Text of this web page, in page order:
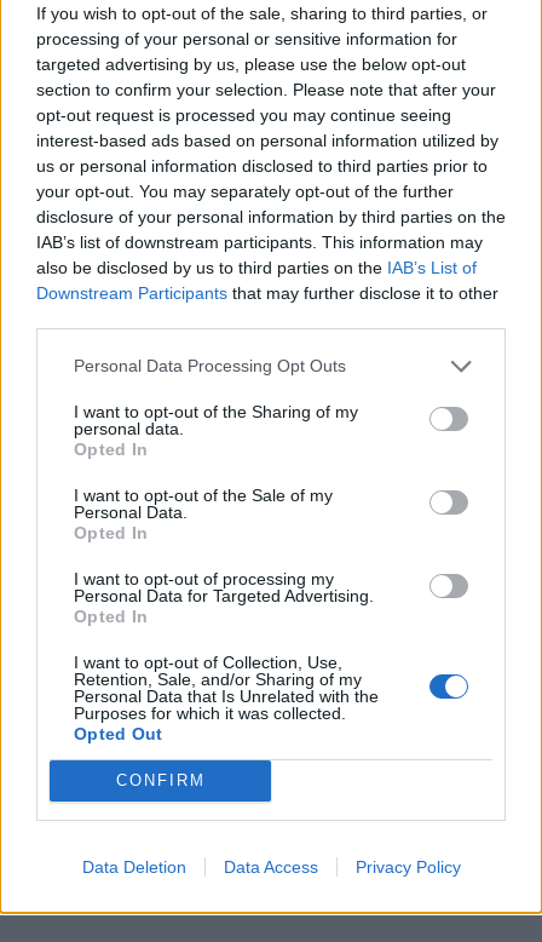
If you wish to opt-out of the sale, sharing to third parties, or
processing of your personal or sensitive information for
targeted advertising by us, please use the below opt-out
section to confirm your selection. Please note that after your
opt-out request is processed you may continue seeing
interest-based ads based on personal information utilized by
us or personal information disclosed to third parties prior to
your opt-out. You may separately opt-out of the further
disclosure of your personal information by third parties on the
IAB’s list of downstream participants. This information may
also be disclosed by us to third parties on the IAB’s List of
Downstream Participants that may further disclose it to other
Personal Data Processing Opt Outs
I want to opt-out of the Sharing of my
personal data.
Opted In
I want to opt-out of the Sale of my
Personal Data.
Opted In
I want to opt-out of processing my
Personal Data for Targeted Advertising.
Opted In
I want to opt-out of Collection, Use,
Retention, Sale, and/or Sharing of my
Personal Data that Is Unrelated with the
Purposes for which it was collected.
Opted Out
CONFIRM
Data Deletion Data Access Privacy Policy
Ηράκλειο: Στα 400 μέτρα η βλάβη στη γεώτρηση των
Βασιλειών - «Αναγκαία μια τρίτη γεώτρηση»
14:56
Συνάντηση Αρναουτάκη με την Πρόεδρο της Παγκρητικής
Ομοσπονδίας Ευρώπης
14:45
Αυγενάκης: Ζητά επανεξέταση του Ειδικού Χωροταξικού
για τη Βιομηχανία και την Εφοδιαστική Αλυσίδα, με
μέριμνα για την Κρήτη
παραδοσιακό κρητικό σαρίκι! (Βίντεο)
SkyImpact Challenge: Οι κορυφαίες ιδέες καινοτομίας για
Καραμαλάκης για τα λύματα δίπλα στον Κούλε: «Το
ερώτημα είναι εάν υπάρχει ημερομηνία»
διαδηλωτές που φώναζαν υπέρ της Παλαιστίνης (Βίντεο)